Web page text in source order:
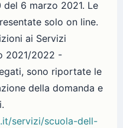
6 marzo 2021. Le
solo on line.
ai Servizi
2021/2022 -
sono riportate le
della domanda e
servizi/scuola-dell-